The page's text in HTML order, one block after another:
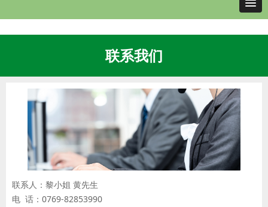
联系我们
联系人：黎小姐 黄先生
电 话：0769-82853990